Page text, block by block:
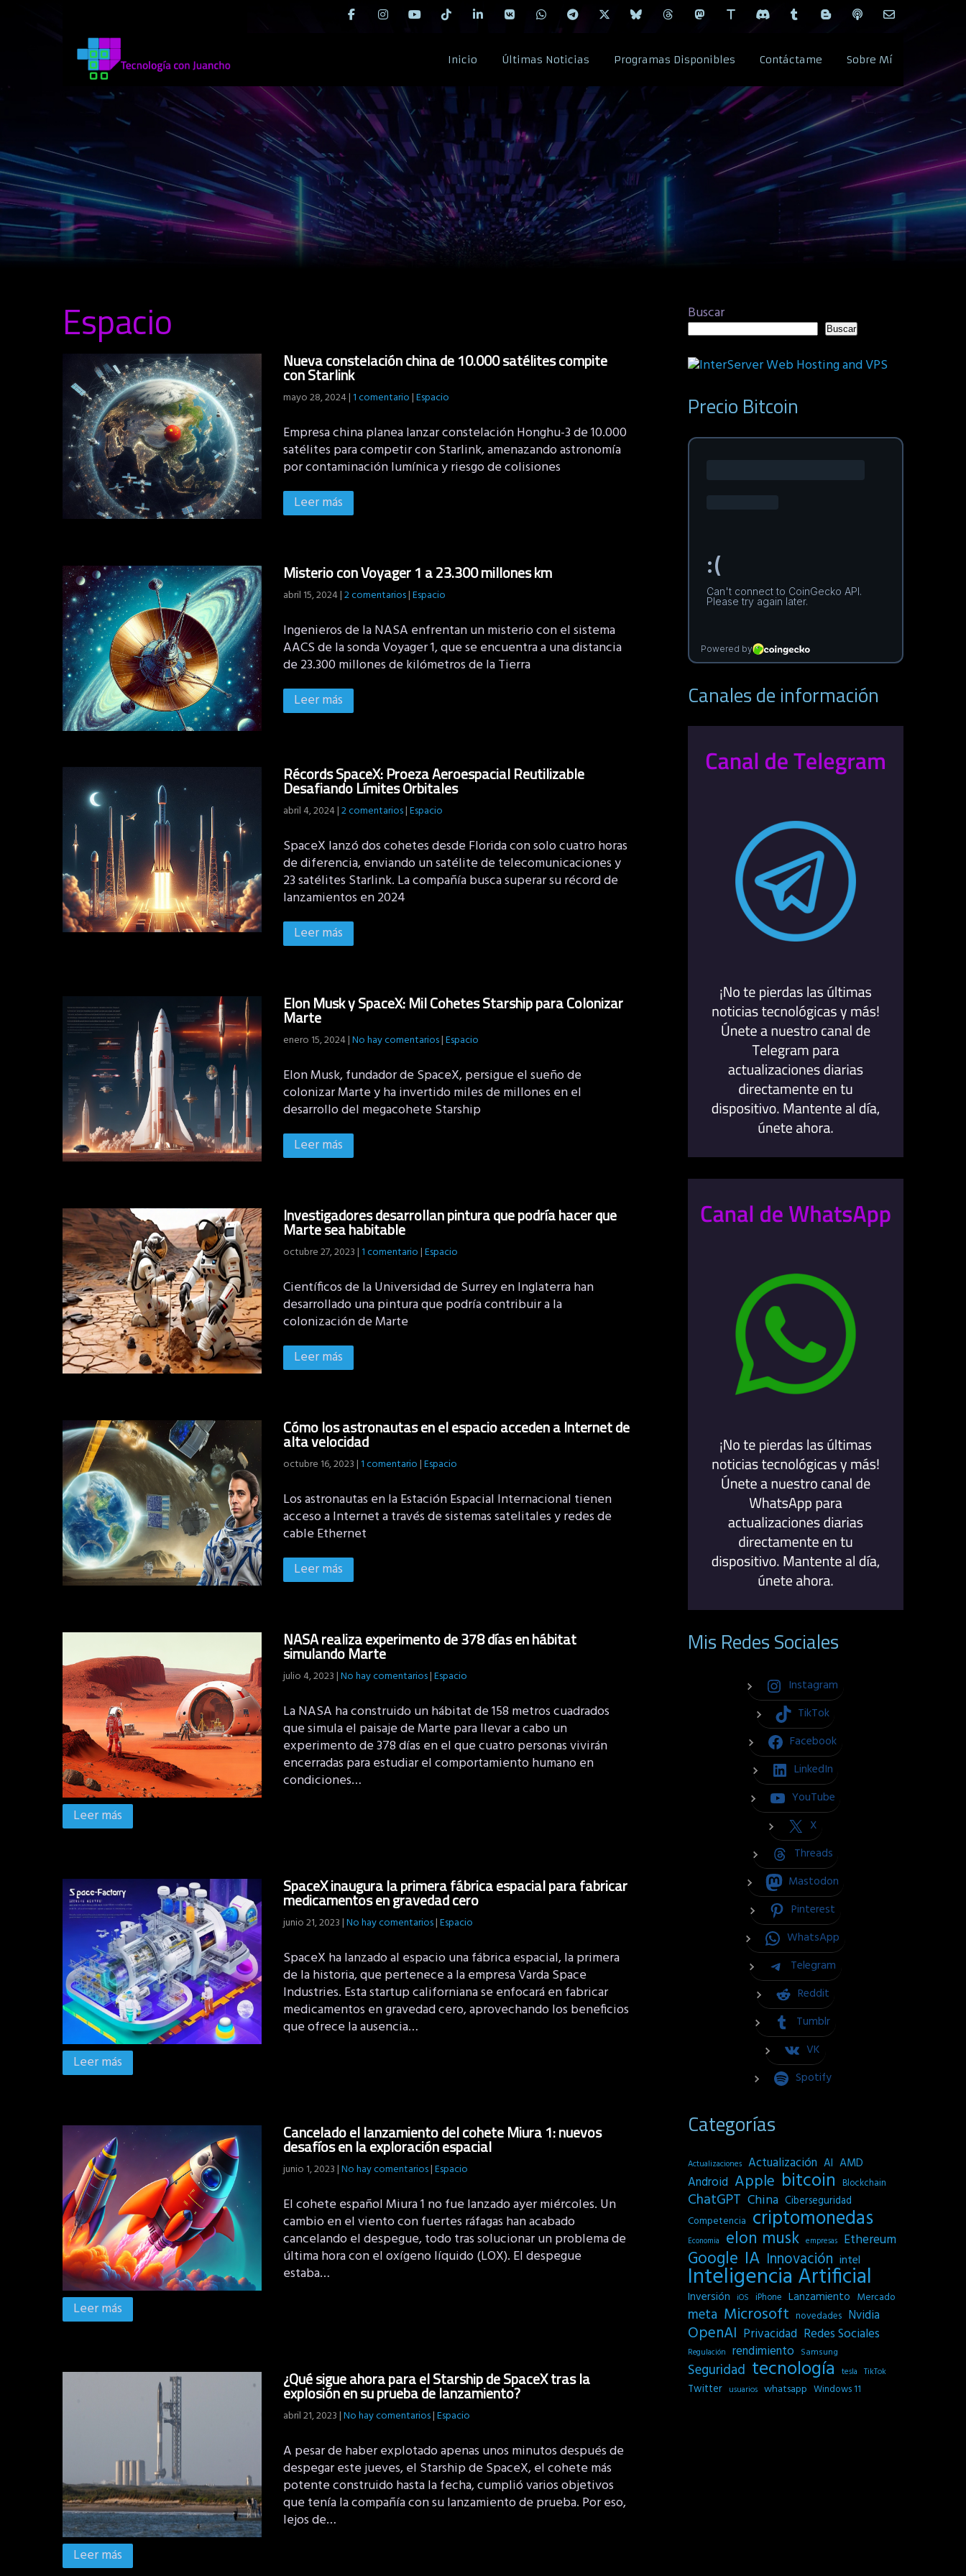
Inicio Últimas Noticias Programas Disponibles Contáctame Sobre Mí
Espacio
Nueva constelación china de 10.000 satélites compite
con Starlink
mayo 28, 2024|1 comentario|Espacio
Empresa china planea lanzar constelación Honghu-3 de 10.000
satélites para competir con Starlink, amenazando astronomía
por contaminación lumínica y riesgo de colisiones
Leer más
Misterio con Voyager 1 a 23.300 millones km
abril 15, 2024|2 comentarios|Espacio
Ingenieros de la NASA enfrentan un misterio con el sistema
AACS de la sonda Voyager 1, que se encuentra a una distancia
de 23.300 millones de kilómetros de la Tierra
Leer más
Récords SpaceX: Proeza Aeroespacial Reutilizable
Desafiando Límites Orbitales
abril 4, 2024|2 comentarios|Espacio
SpaceX lanzó dos cohetes desde Florida con solo cuatro horas
de diferencia, enviando un satélite de telecomunicaciones y
23 satélites Starlink. La compañía busca superar su récord de
lanzamientos en 2024
Leer más
Elon Musk y SpaceX: Mil Cohetes Starship para Colonizar
Marte
enero 15, 2024|No hay comentarios|Espacio
Elon Musk, fundador de SpaceX, persigue el sueño de
colonizar Marte y ha invertido miles de millones en el
desarrollo del megacohete Starship
Leer más
Investigadores desarrollan pintura que podría hacer que
Marte sea habitable
octubre 27, 2023|1 comentario|Espacio
Científicos de la Universidad de Surrey en Inglaterra han
desarrollado una pintura que podría contribuir a la
colonización de Marte
Leer más
Cómo los astronautas en el espacio acceden a Internet de
alta velocidad
octubre 16, 2023|1 comentario|Espacio
Los astronautas en la Estación Espacial Internacional tienen
acceso a Internet a través de sistemas satelitales y redes de
cable Ethernet
Leer más
NASA realiza experimento de 378 días en hábitat
simulando Marte
julio 4, 2023|No hay comentarios|Espacio
La NASA ha construido un hábitat de 158 metros cuadrados
que simula el paisaje de Marte para llevar a cabo un
experimento de 378 días en el que cuatro personas vivirán
encerradas para estudiar el comportamiento humano en
condiciones…
Leer más
SpaceX inaugura la primera fábrica espacial para fabricar
medicamentos en gravedad cero
junio 21, 2023|No hay comentarios|Espacio
SpaceX ha lanzado al espacio una fábrica espacial, la primera
de la historia, que pertenece a la empresa Varda Space
Industries. Esta startup californiana se enfocará en fabricar
medicamentos en gravedad cero, aprovechando los beneficios
que ofrece la ausencia…
Leer más
Cancelado el lanzamiento del cohete Miura 1: nuevos
desafíos en la exploración espacial
junio 1, 2023|No hay comentarios|Espacio
El cohete español Miura 1 no fue lanzado ayer miércoles. Un
cambio en el viento con fuertes ráfagas han acabado
cancelando el despegue, todo tras solucionar un problema de
última hora con el oxígeno líquido (LOX). El despegue
estaba…
Leer más
¿Qué sigue ahora para el Starship de SpaceX tras la
explosión en su prueba de lanzamiento?
abril 21, 2023|No hay comentarios|Espacio
A pesar de haber explotado apenas unos minutos después de
despegar este jueves, el Starship de SpaceX, el cohete más
potente construido hasta la fecha, cumplió varios objetivos
que tenía la compañía con su lanzamiento de prueba. Por eso,
lejos de…
Leer más
Buscar
Buscar
Precio Bitcoin
Canales de información
Mis Redes Sociales
Instagram
TikTok
Facebook
LinkedIn
YouTube
X
Threads
Mastodon
Pinterest
WhatsApp
Telegram
Reddit
Tumblr
VK
Spotify
Categorías
Actualizaciones Actualización AI AMD
Android Apple bitcoin Blockchain
ChatGPT China Ciberseguridad
Competencia criptomonedas
Economia elon musk empresas Ethereum
Google IA Innovación intel
Inteligencia Artificial
Inversión iOS iPhone Lanzamiento Mercado
meta Microsoft novedades Nvidia
OpenAI Privacidad Redes Sociales
Regulación rendimiento Samsung
Seguridad tecnología tesla TikTok
Twitter usuarios whatsapp Windows 11